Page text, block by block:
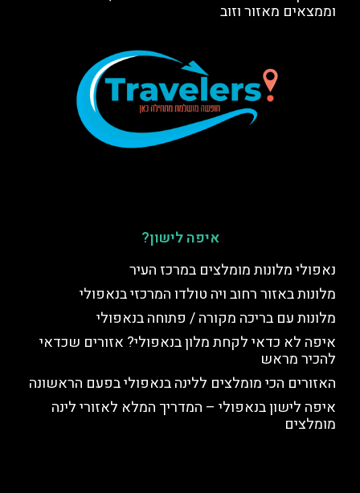
וממצאים מאזור וזוב
איפה לישון?
נאפולי מלונות מומלצים במרכז העיר
מלונות באזור רחוב ויה טולדו המרכזי בנאפולי
מלונות עם בריכה מקורה / פתוחה בנאפולי
איפה לא כדאי לקחת מלון בנאפולי? אזורים שכדאי
להכיר מראש
האזורים הכי מומלצים ללינה בנאפולי בפעם הראשונה
איפה לישון בנאפולי – המדריך המלא לאזורי לינה
מומלצים